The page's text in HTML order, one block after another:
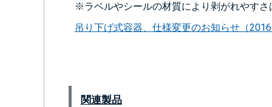
※ラベルやシールの材質により剥がれやすさ
吊り下げ式容器、仕様変更のお知らせ（
関連製品